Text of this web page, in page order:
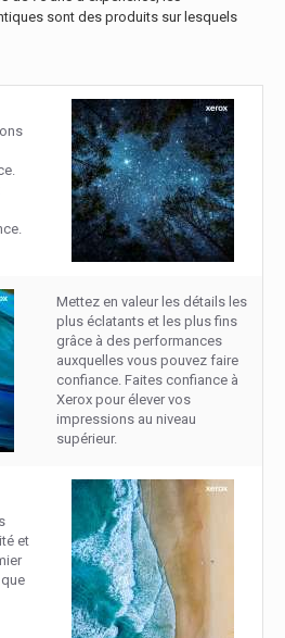
sont des produits sur lesquels
Mettez en valeur les détails les
plus éclatants et les plus fins
grâce à des performances
auxquelles vous pouvez faire
confiance. Faites confiance à
Xerox pour élever vos
impressions au niveau
supérieur.
et